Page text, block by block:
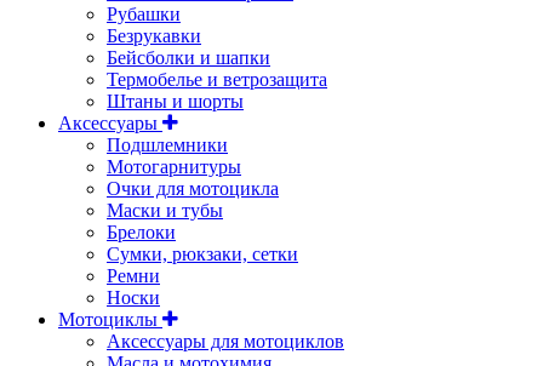
Рубашки
Безрукавки
Бейсболки и шапки
Термобелье и ветрозащита
Штаны и шорты
Аксессуары
Подшлемники
Мотогарнитуры
Очки для мотоцикла
Маски и тубы
Брелоки
Сумки, рюкзаки, сетки
Ремни
Носки
Мотоциклы
Аксессуары для мотоциклов